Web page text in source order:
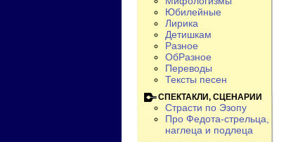
Юбилейные
Лирика
Детишкам
Разное
ОбРазное
Переводы
Тексты песен
СПЕКТАКЛИ, СЦЕНАРИИ
Страсти по Эзопу
Про Федота-стрельца,
наглеца и подлеца